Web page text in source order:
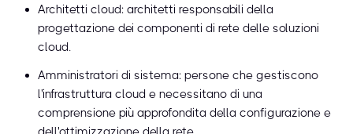
Architetti cloud: architetti responsabili della
progettazione dei componenti di rete delle soluzioni
cloud.
Amministratori di sistema: persone che gestiscono
l'infrastruttura cloud e necessitano di una
comprensione più approfondita della configurazione e